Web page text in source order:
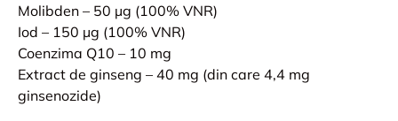
Molibden – 50 µg (100% VNR)
Iod – 150 µg (100% VNR)
Coenzima Q10 – 10 mg
Extract de ginseng – 40 mg (din care 4,4 mg
ginsenozide)